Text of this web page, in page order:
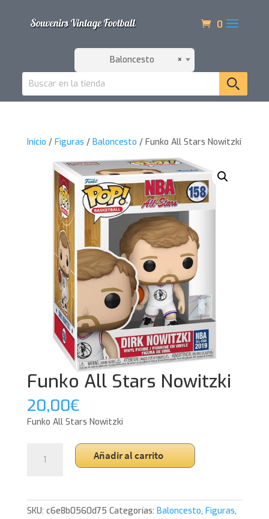
0
×
Baloncesto
Inicio / Figuras / Baloncesto / Funko All Stars Nowitzki
Funko All Stars Nowitzki
20,00€
Funko All Stars Nowitzki
cantidad
Añadir al carrito
SKU: c6e8b0560d75 Categorías: Baloncesto, Figuras,